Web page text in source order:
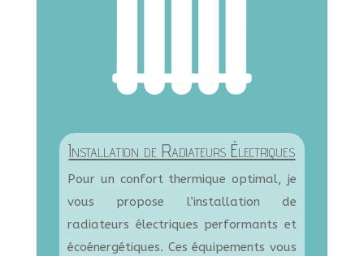
Installation de Radiateurs Électriques
Pour un confort thermique optimal, je
vous propose l’installation de
radiateurs électriques performants et
écoénergétiques. Ces équipements vous